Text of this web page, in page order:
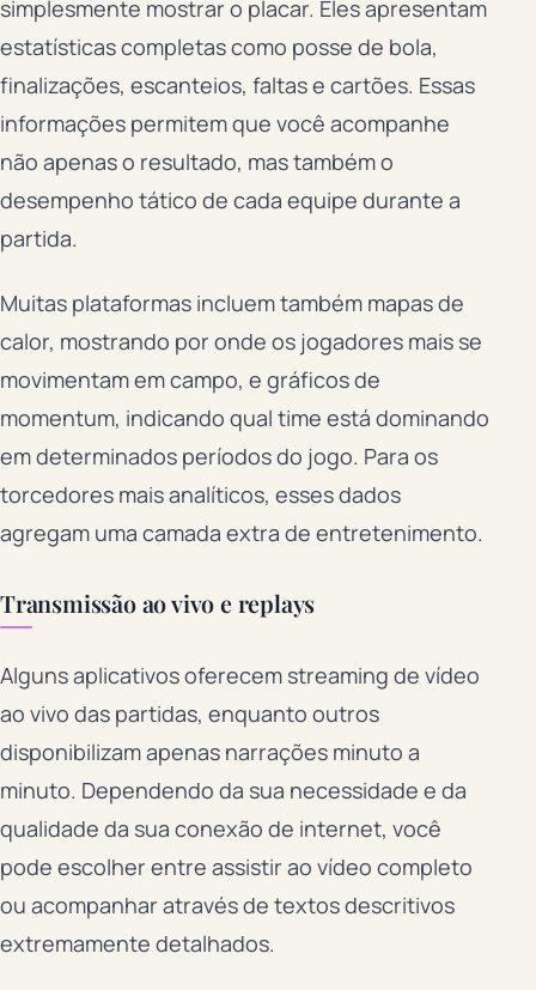
simplesmente mostrar o placar. Eles apresentam
estatísticas completas como posse de bola,
finalizações, escanteios, faltas e cartões. Essas
informações permitem que você acompanhe
não apenas o resultado, mas também o
desempenho tático de cada equipe durante a
partida.
Muitas plataformas incluem também mapas de
calor, mostrando por onde os jogadores mais se
movimentam em campo, e gráficos de
momentum, indicando qual time está dominando
em determinados períodos do jogo. Para os
torcedores mais analíticos, esses dados
agregam uma camada extra de entretenimento.
Transmissão ao vivo e replays
Alguns aplicativos oferecem streaming de vídeo
ao vivo das partidas, enquanto outros
disponibilizam apenas narrações minuto a
minuto. Dependendo da sua necessidade e da
qualidade da sua conexão de internet, você
pode escolher entre assistir ao vídeo completo
ou acompanhar através de textos descritivos
extremamente detalhados.